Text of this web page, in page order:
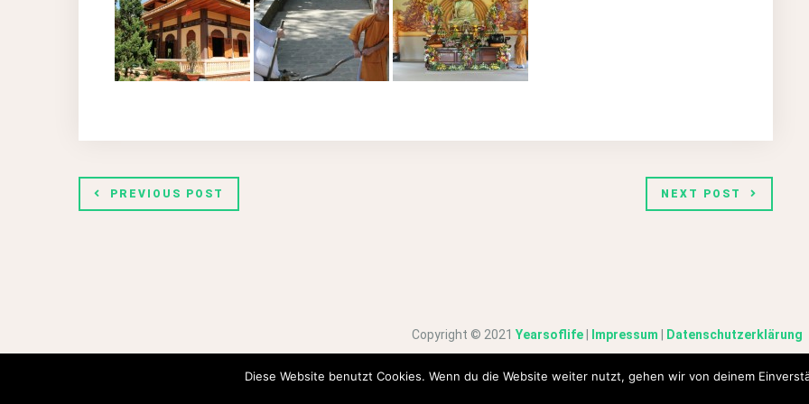
PREVIOUS POST NEXT POST
Copyright © 2021 Yearsoflife| Impressum Datenschutzerklärung
Diese Website benutzt Cookies. Wenn du die Website weiter nutzt, gehen wir von deinem